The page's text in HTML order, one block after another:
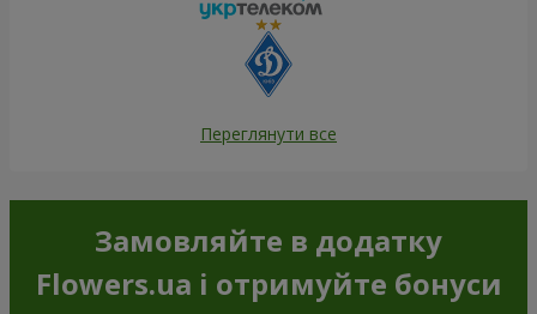
Переглянути все
Замовляйте в додатку
Flowers.ua і отримуйте бонуси